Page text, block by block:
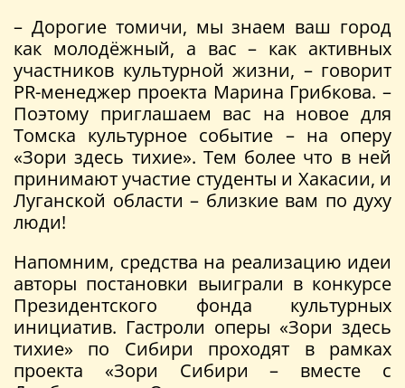
– Дорогие томичи, мы знаем ваш город
как молодёжный, а вас – как активных
участников культурной жизни, – говорит
PR-менеджер проекта Марина Грибкова. –
Поэтому приглашаем вас на новое для
Томска культурное событие – на оперу
«Зори здесь тихие». Тем более что в ней
принимают участие студенты и Хакасии, и
Луганской области – близкие вам по духу
люди!
Напомним, средства на реализацию идеи
авторы постановки выиграли в конкурсе
Президентского фонда культурных
инициатив. Гастроли оперы «Зори здесь
тихие» по Сибири проходят в рамках
проекта «Зори Сибири – вместе с